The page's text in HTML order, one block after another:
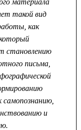
такой вид
как
становлению
письма,
самопознанию,
и